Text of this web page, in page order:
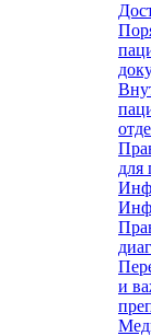
для
и